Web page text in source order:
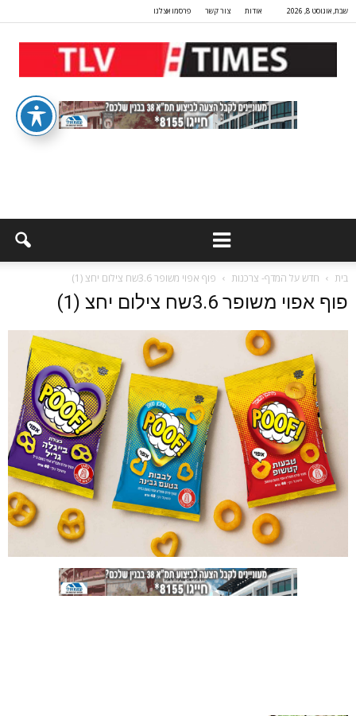
שבת, אוגוסט 8, 2026 אודות צור קשר פרסמו אצלנו
בית חדש על המדף- צרכנות פוף אפוי משופר 3.6שח צילום יחצ (1)
פוף אפוי משופר 3.6שח צילום יחצ (1)